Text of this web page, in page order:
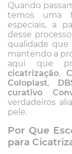
Quando
temos uma
especiais, a
desse
qualidade que
mantendo a
aqui que
cicatrização,
Coloplast,
curativo
verdadeiros
pele.
Por Que
para